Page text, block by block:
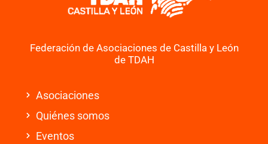
Federación de Asociaciones de Castilla y León
de TDAH
Asociaciones
Quiénes somos
Eventos